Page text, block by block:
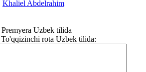
Khaliel Abdelrahim
Uzbek tilida
rota Uzbek tilida: